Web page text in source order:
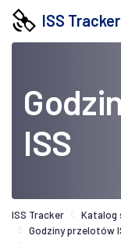
ISS Tracker
ISS
ISS Tracker Katalog
Godziny przelotów